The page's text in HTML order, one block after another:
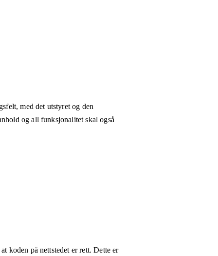
med det utstyret og den
og all funksjonalitet skal også
koden på nettstedet er rett. Dette er